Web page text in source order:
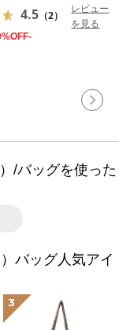
4.5 （2）
レビュー
を見る
/バッグを使った
バッグ人気アイ
3